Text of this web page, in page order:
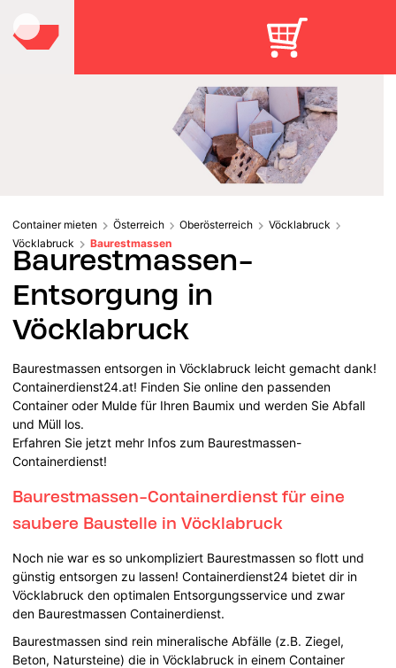
Container mieten Österreich Oberösterreich
Vöcklabruck
Vöcklabruck
Baurestmassen
Baurestmassen-
Entsorgung in
Vöcklabruck
Baurestmassen entsorgen in Vöcklabruck leicht gemacht dank!
Containerdienst24.at! Finden Sie online den passenden
Container oder Mulde für Ihren Baumix und werden Sie Abfall
und Müll los.
Erfahren Sie jetzt mehr Infos zum Baurestmassen-
Containerdienst!
Baurestmassen-Containerdienst für eine
saubere Baustelle in Vöcklabruck
Noch nie war es so unkompliziert Baurestmassen so flott und
günstig entsorgen zu lassen! Containerdienst24 bietet dir in
Vöcklabruck den optimalen Entsorgungsservice und zwar
den Baurestmassen Containerdienst.
Baurestmassen sind rein mineralische Abfälle (z.B. Ziegel,
Beton, Natursteine) die in Vöcklabruck in einem Container